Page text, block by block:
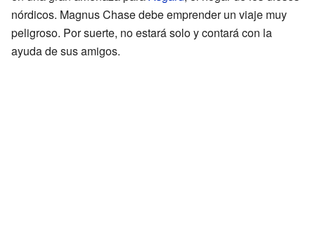
nórdicos. Magnus Chase debe emprender un viaje muy
peligroso. Por suerte, no estará solo y contará con la
ayuda de sus amigos.